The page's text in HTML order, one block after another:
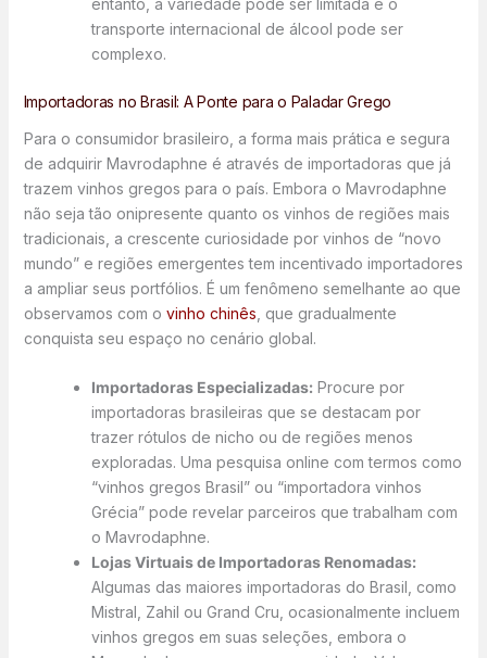
transporte internacional de álcool pode ser
complexo.
Importadoras no Brasil: A Ponte para o Paladar Grego
Para o consumidor brasileiro, a forma mais prática e segura
de adquirir Mavrodaphne é através de importadoras que já
trazem vinhos gregos para o país. Embora o Mavrodaphne
não seja tão onipresente quanto os vinhos de regiões mais
tradicionais, a crescente curiosidade por vinhos de “novo
mundo” e regiões emergentes tem incentivado importadores
a ampliar seus portfólios. É um fenômeno semelhante ao que
observamos com o vinho chinês , que gradualmente
conquista seu espaço no cenário global.
Importadoras Especializadas:Procure por
importadoras brasileiras que se destacam por
trazer rótulos de nicho ou de regiões menos
exploradas. Uma pesquisa online com termos como
“vinhos gregos Brasil” ou “importadora vinhos
Grécia” pode revelar parceiros que trabalham com
o Mavrodaphne.
Lojas Virtuais de Importadoras Renomadas:
Algumas das maiores importadoras do Brasil, como
Mistral, Zahil ou Grand Cru, ocasionalmente incluem
vinhos gregos em suas seleções, embora o